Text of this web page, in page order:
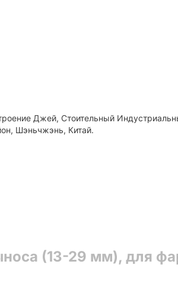
Джей, Стоительный
Шэньчжэнь, Китай.
(13-29 мм), для